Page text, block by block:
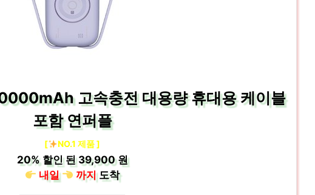
고속충전 대용량 휴대용 케이블
포함 연퍼플
[ NO.1 제품 ]
20%할인 된39,900 원
내일
까지도착